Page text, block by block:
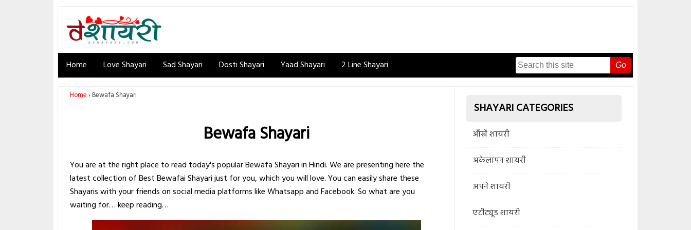
Home Love Shayari Sad Shayari Dosti Shayari Yaad Shayari 2 Line Shayari Go
Home Bewafa Shayari
Bewafa Shayari
You are at the right place to read today's popular Bewafa Shayari in Hindi. We are presenting here the
latest collection of Best Bewafai Shayari just for you, which you will love. You can easily share these
Shayaris with your friends on social media platforms like Whatsapp and Facebook. So what are you
waiting for… keep reading…
SHAYARI CATEGORIES
आँखें शायरी
अकेलापन शायरी
अपने शायरी
एटीट्यूड शायरी